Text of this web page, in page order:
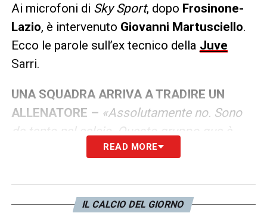
Ai microfoni di Sky Sport, dopo Frosinone-
Lazio, è intervenuto Giovanni Martusciello.
Ecco le parole sull’ex tecnico della Juve
Sarri.
UNA SQUADRA ARRIVA A TRADIRE UN
ALLENATORE – «Assolutamente no. Sono
da tanto nel calcio. Questo gruppo qua è
impensabile possa fare una cosa del genere.
questi ragazzi. Se i tifosi se ne accorgono
sono dolori, ma vi assicuro che non è così. A
READ MORE
IL CALCIO DEL GIORNO